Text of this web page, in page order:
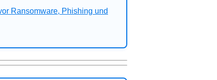
Ransomware, Phishing und